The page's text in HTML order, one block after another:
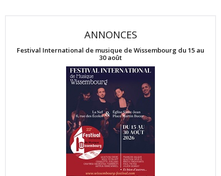
ANNONCES
Festival International de musique de Wissembourg du 15 au
30 août